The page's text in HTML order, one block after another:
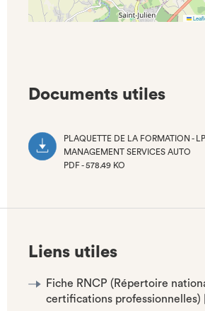
Documents utiles
PLAQUETTE DE LA FORMATION -
MANAGEMENT SERVICES AUTO
PDF - 578.49 KO
Liens utiles
Fiche RNCP (Répertoire
certifications professionnelles)